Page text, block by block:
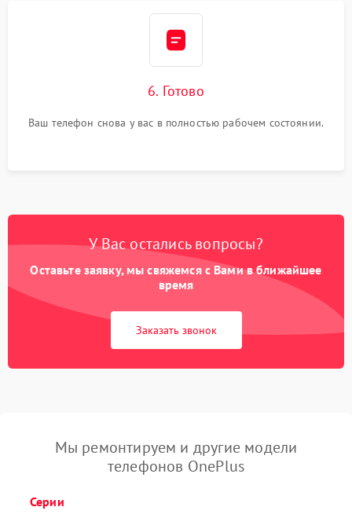
6. Готово
Ваш телефон снова у вас в полностью рабочем состоянии.
У Вас остались вопросы?
Оставьте заявку, мы свяжемся с Вами в ближайшее
время
Заказать звонок
Мы ремонтируем и другие модели
телефонов OnePlus
Серии